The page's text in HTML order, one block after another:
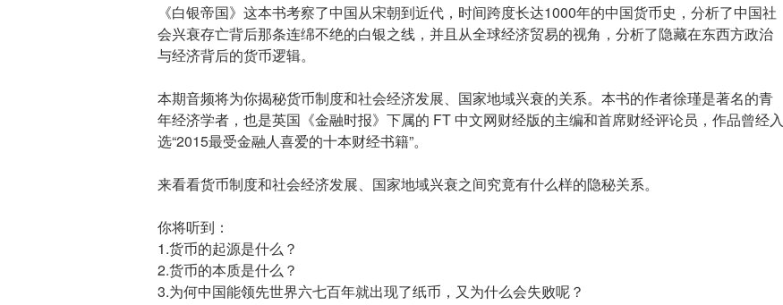
《白银帝国》这本书考察了中国从宋朝到近代，时间跨度长达1000年的中国货币史，分析了中国社
会兴衰存亡背后那条连绵不绝的白银之线，并且从全球经济贸易的视角，分析了隐藏在东西方政治
与经济背后的货币逻辑。
本期音频将为你揭秘货币制度和社会经济发展、国家地域兴衰的关系。本书的作者徐瑾是著名的青
年经济学者，也是英国《金融时报》下属的 FT 中文网财经版的主编和首席财经评论员，作品曾经入
选“2015最受金融人喜爱的十本财经书籍”。
来看看货币制度和社会经济发展、国家地域兴衰之间究竟有什么样的隐秘关系。
你将听到：
1.货币的起源是什么？
2.货币的本质是什么？
3.为何中国能领先世界六七百年就出现了纸币，又为什么会失败呢？